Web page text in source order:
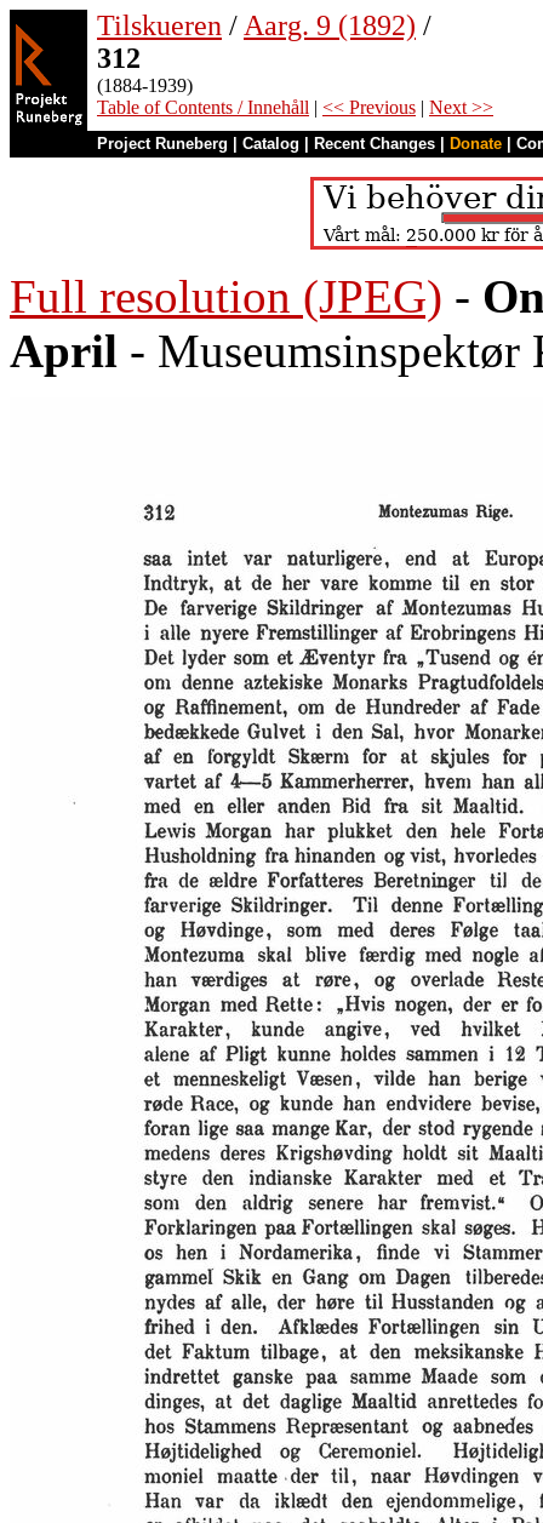
Tilskueren / Aarg. 9 (1892) /
312
(1884-1939)
Table of Contents / Innehåll | << Previous | Next >>
Project Runeberg Catalog Recent Changes Donate
Full resolution (JPEG) -
April - Museumsinspektør